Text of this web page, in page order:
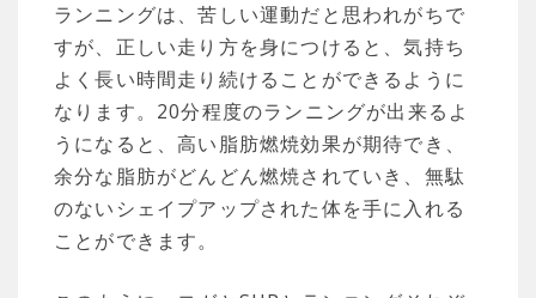
ランニングは、苦しい運動だと思われがちで
すが、正しい走り方を身につけると、気持ち
よく長い時間走り続けることができるように
なります。20分程度のランニングが出来るよ
うになると、高い脂肪燃焼効果が期待でき、
余分な脂肪がどんどん燃焼されていき、無駄
のないシェイプアップされた体を手に入れる
ことができます。